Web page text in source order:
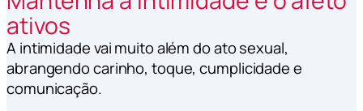
ativos
A intimidade vai muito além do ato sexual,
abrangendo carinho, toque, cumplicidade e
comunicação.